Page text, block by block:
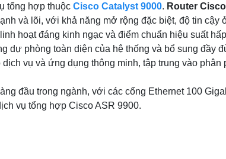
tổng hợp thuộc Cisco Catalyst 9000. Router
và lõi, với khả năng mở rộng đặc biệt, độ tin cậy
hoạt đáng kinh ngạc và điểm chuẩn hiệu suất
dự phòng toàn diện của hệ thống và bổ sung đầy
dịch vụ và ứng dụng thông minh, tập trung vào
đầu trong ngành, với các cổng Ethernet 100
vụ tổng hợp Cisco ASR 9900.